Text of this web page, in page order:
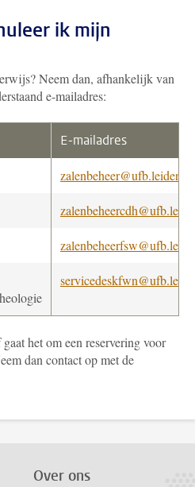
ik mijn
Neem dan, afhankelijk van
e-mailadres:
E-mailadres
het om een reservering voor
dan contact op met de
Over ons